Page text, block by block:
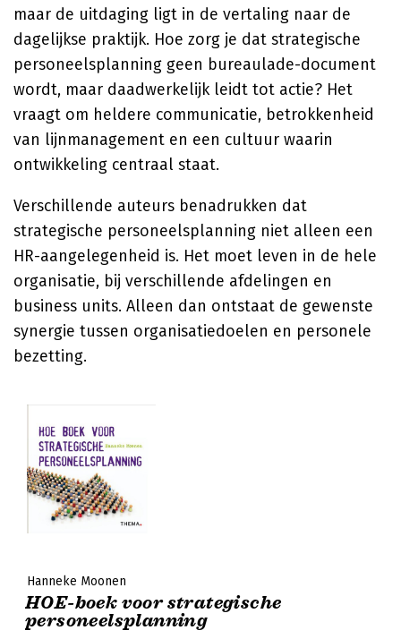
maar de uitdaging ligt in de vertaling naar de
dagelijkse praktijk. Hoe zorg je dat strategische
personeelsplanning geen bureaulade-document
wordt, maar daadwerkelijk leidt tot actie? Het
vraagt om heldere communicatie, betrokkenheid
van lijnmanagement en een cultuur waarin
ontwikkeling centraal staat.
Verschillende auteurs benadrukken dat
strategische personeelsplanning niet alleen een
HR-aangelegenheid is. Het moet leven in de hele
organisatie, bij verschillende afdelingen en
business units. Alleen dan ontstaat de gewenste
synergie tussen organisatiedoelen en personele
bezetting.
Hanneke Moonen
HOE-boek voor strategische
personeelsplanning